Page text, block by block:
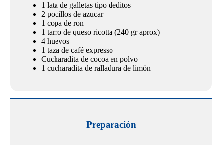
1 lata de galletas tipo deditos
2 pocillos de azucar
1 copa de ron
1 tarro de queso ricotta (240 gr aprox)
4 huevos
1 taza de café expresso
Cucharadita de cocoa en polvo
1 cucharadita de ralladura de limón
Preparación